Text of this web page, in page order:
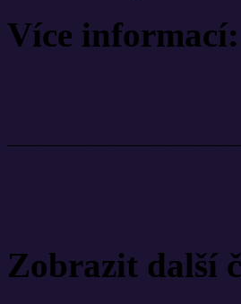
Více informací:
Zobrazit další